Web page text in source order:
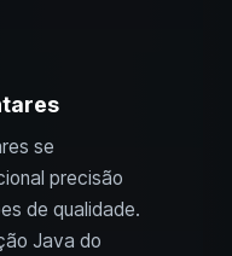
se
precisão
de qualidade.
Java do